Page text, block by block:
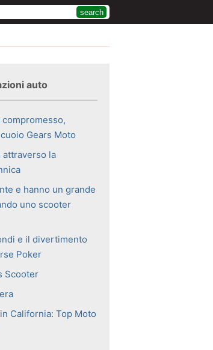
auto
Gears Moto
attraverso la
e hanno un grande
uno scooter
e il divertimento
Poker
Scooter
California: Top Moto